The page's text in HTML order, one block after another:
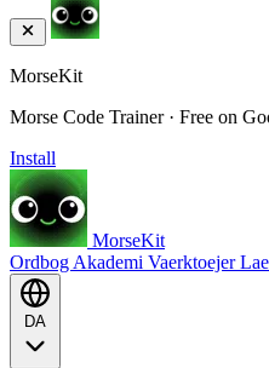
MorseKit
Morse Code Trainer · Free on
Install
MorseKit
Ordbog Akademi Vaerktoejer